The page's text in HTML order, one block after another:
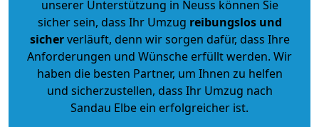
unserer Unterstützung in Neuss können Sie
sicher sein, dass Ihr Umzug reibungslos und
sicherverläuft, denn wir sorgen dafür, dass Ihre
Anforderungen und Wünsche erfüllt werden. Wir
haben die besten Partner, um Ihnen zu helfen
und sicherzustellen, dass Ihr Umzug nach
Sandau Elbe ein erfolgreicher ist.